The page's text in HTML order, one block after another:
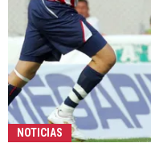
NOTICIAS